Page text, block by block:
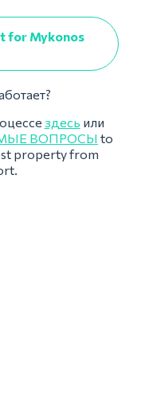
for Mykonos
здесь или
ВОПРОСЫ to
property from